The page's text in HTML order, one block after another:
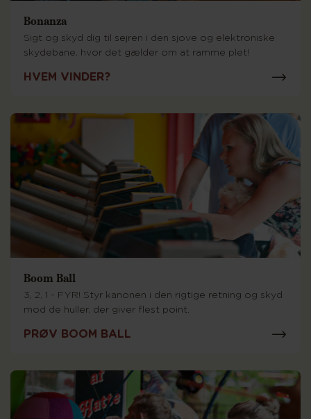
Bonanza
Sigt og skyd dig til sejren i den sjove og elektroniske
skydebane, hvor det gælder om at ramme plet!
HVEM VINDER?
Boom Ball
3, 2, 1 - FYR! Styr kanonen i den rigtige retning og skyd
mod de huller, der giver flest point.
PRØV BOOM BALL